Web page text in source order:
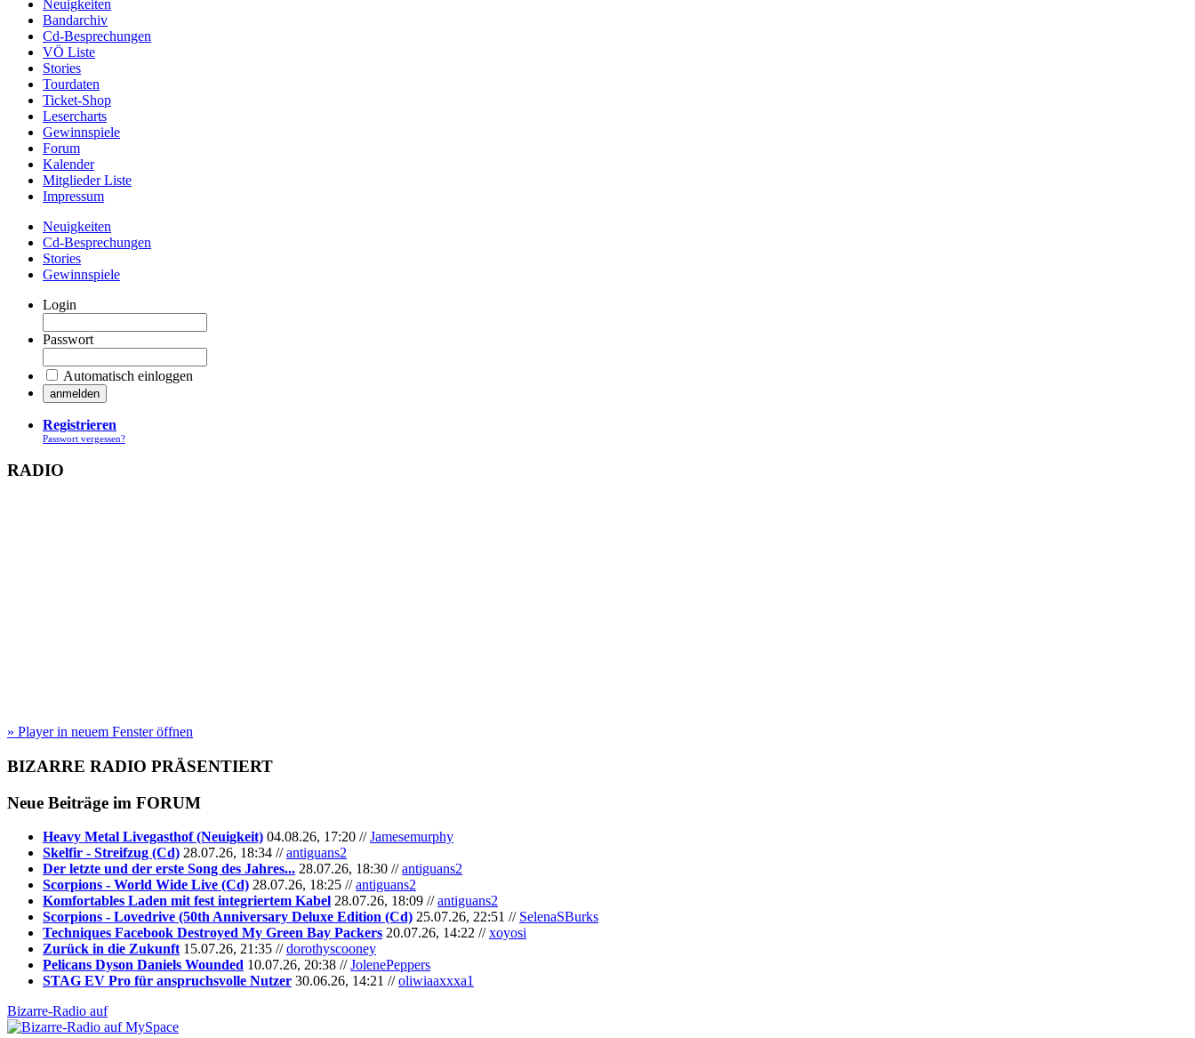
Neuigkeiten
Bandarchiv
Cd-Besprechungen
VÖ Liste
Stories
Tourdaten
Ticket-Shop
Lesercharts
Gewinnspiele
Forum
Kalender
Mitglieder Liste
Impressum
Neuigkeiten
Cd-Besprechungen
Stories
Gewinnspiele
Login
Passwort
Automatisch einloggen
Registrieren
Passwort vergessen?
RADIO
» Player in neuem Fenster öffnen
BIZARRE RADIO PRÄSENTIERT
Neue Beiträge im FORUM
Heavy Metal Livegasthof (Neuigkeit) 04.08.26, 17:20 //Jamesemurphy
Skelfir - Streifzug (Cd) 28.07.26, 18:34 //antiguans2
Der letzte und der erste Song des Jahres... 28.07.26, 18:30 //antiguans2
Scorpions - World Wide Live (Cd) 28.07.26, 18:25 //antiguans2
Komfortables Laden mit fest integriertem Kabel 28.07.26, 18:09 //antiguans2
Scorpions - Lovedrive (50th Anniversary Deluxe Edition (Cd) 25.07.26, 22:51 // SelenaSBurks
Techniques Facebook Destroyed My Green Bay Packers 20.07.26, 14:22 //xoyosi
Zurück in die Zukunft 15.07.26, 21:35 //dorothyscooney
Pelicans Dyson Daniels Wounded 10.07.26, 20:38 //JolenePeppers
STAG EV Pro für anspruchsvolle Nutzer 30.06.26, 14:21 //oliwiaaxxxa1
Bizarre-Radio auf